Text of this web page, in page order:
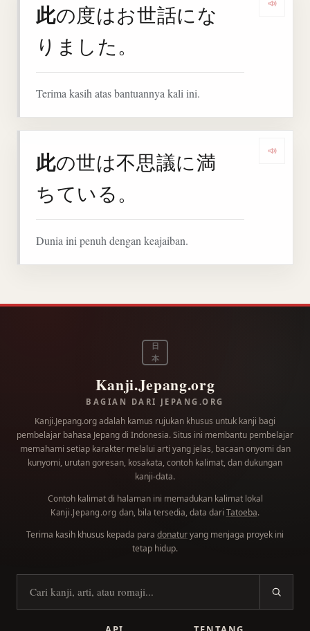
此の度はお世話にな
りました。
Terima kasih atas bantuannya kali ini.
此の世は不思議に満
ちている。
Dunia ini penuh dengan keajaiban.
日
本
Kanji.Jepang.org
BAGIAN DARI JEPANG.ORG
Kanji.Jepang.org adalah kamus rujukan khusus untuk kanji bagi
pembelajar bahasa Jepang di Indonesia. Situs ini membantu pembelajar
memahami setiap karakter melalui arti yang jelas, bacaan onyomi dan
kunyomi, urutan goresan, kosakata, contoh kalimat, dan dukungan
kanji-data.
Contoh kalimat di halaman ini memadukan kalimat lokal
Kanji.Jepang.org dan, bila tersedia, data dari Tatoeba.
Terima kasih khusus kepada para donaturyang menjaga proyek ini
tetap hidup.
Cari kanji